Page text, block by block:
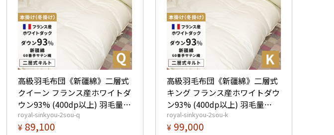
高級羽毛布団《新疆綿》二層式
クイーン フランス産ホワイトダ
ウン93% (400dp以上) 羽毛量
2.0kg 【5つ星ロイヤルゴールド
取得】【グッドふとんマーク取
royal-sinkyou-2sou-q
¥ 89,100
高級羽毛布団《新疆綿》二層式
キング フランス産ホワイトダウ
ン93% (400dp以上) 羽毛量
2.2kg 【5つ星ロイヤルゴールド
取得】【グッドふとんマーク取
royal-sinkyou-2sou-k
¥ 99,000